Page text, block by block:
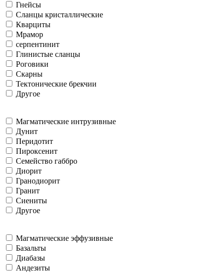
Гнейсы
Сланцы кристаллические
Кварциты
Мрамор
серпентинит
Глинистые сланцы
Роговики
Скарны
Тектонические брекчии
Другое
Магматические интрузивные
Дунит
Перидотит
Пироксенит
Семейство габбро
Диорит
Гранодиорит
Гранит
Сиениты
Другое
Магматические эффузивные
Базальты
Диабазы
Андезиты